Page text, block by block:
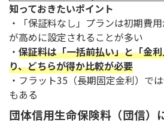
知っておきたいポイント
・「保証料なし」プランは初期費
が高めに設定されることが多い
・ 保証料は「一括前払い」と「金
り、どちらが得か比較が必要
・フラット35（長期固定金利）で
もある
団体信用生命保険料（団信）